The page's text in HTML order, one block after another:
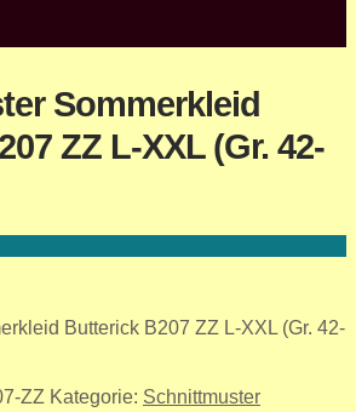
Sommerkleid
ZZ L-XXL (Gr. 42-
Butterick B207 ZZ L-XXL (Gr. 42-
ZZ Kategorie: Schnittmuster